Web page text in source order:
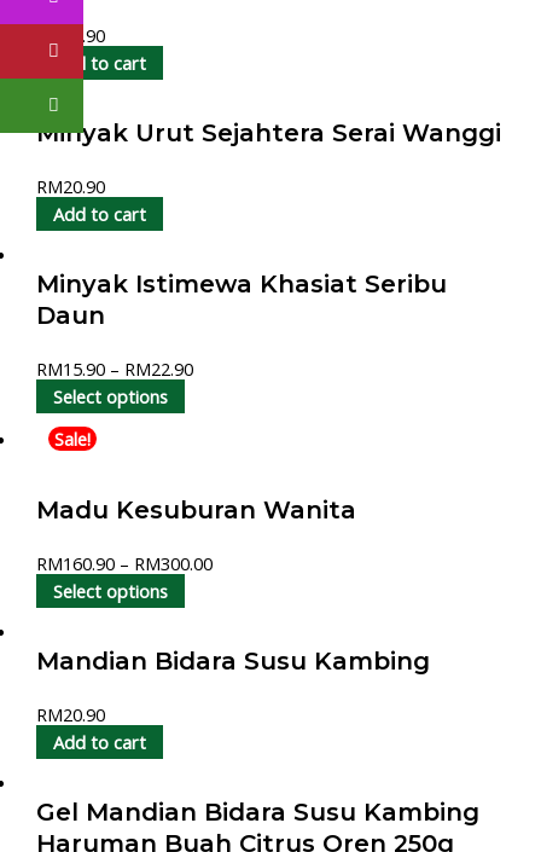
17.90
Add to cart
Minyak Urut Sejahtera Serai Wanggi
RM20.90
Add to cart
Minyak Istimewa Khasiat Seribu
Daun
RM15.90 – RM22.90
Select options
Sale!
Madu Kesuburan Wanita
RM160.90 – RM300.00
Select options
Mandian Bidara Susu Kambing
RM20.90
Add to cart
Gel Mandian Bidara Susu Kambing
Haruman Buah Citrus Oren 250g